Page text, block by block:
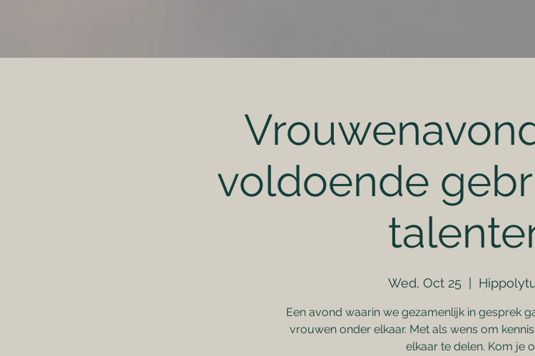
voldoende
Wed, Oct 25
  |
Een avond waarin we gezamenlijk in gesprek
vrouwen onder elkaar. Met als wens om
elkaar te delen. Kom je